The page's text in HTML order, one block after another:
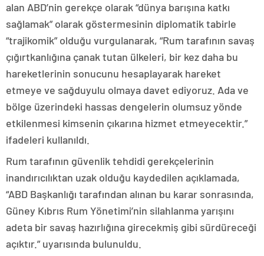
alan ABD’nin gerekçe olarak “dünya barışına katkı
sağlamak” olarak göstermesinin diplomatik tabirle
“trajikomik” olduğu vurgulanarak, “Rum tarafının savaş
çığırtkanlığına çanak tutan ülkeleri, bir kez daha bu
hareketlerinin sonucunu hesaplayarak hareket
etmeye ve sağduyulu olmaya davet ediyoruz. Ada ve
bölge üzerindeki hassas dengelerin olumsuz yönde
etkilenmesi kimsenin çıkarına hizmet etmeyecektir.”
ifadeleri kullanıldı.
Rum tarafının güvenlik tehdidi gerekçelerinin
inandırıcılıktan uzak olduğu kaydedilen açıklamada,
“ABD Başkanlığı tarafından alınan bu karar sonrasında,
Güney Kıbrıs Rum Yönetimi’nin silahlanma yarışını
adeta bir savaş hazırlığına girecekmiş gibi sürdüreceği
açıktır.” uyarısında bulunuldu.